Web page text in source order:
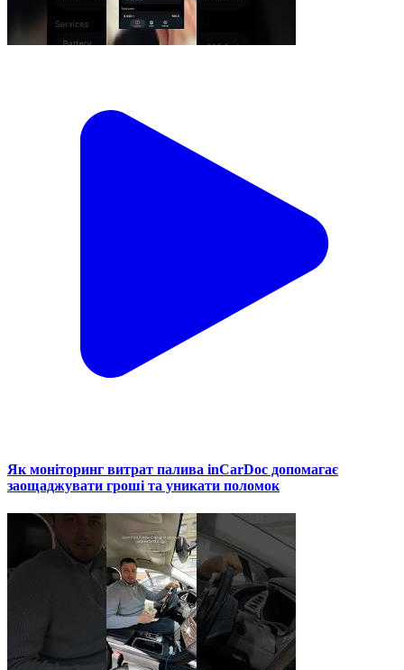
Як моніторинг витрат палива inCarDoc допомагає
заощаджувати гроші та уникати поломок